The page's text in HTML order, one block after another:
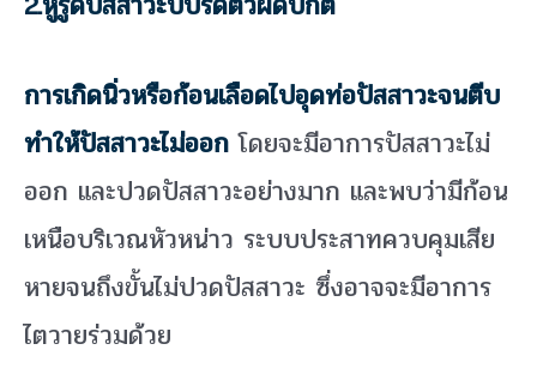
การเกิดนิ่วหรือก้อนเลือดไปอุดท่อปัสสาวะจนตีบ
ทำให้ปัสสาวะไม่ออก โดยจะมีอาการปัสสาวะไม่
ออก และปวดปัสสาวะอย่างมาก และพบว่ามีก้อน
เหนือบริเวณหัวหน่าว ระบบประสาทควบคุมเสีย
หายจนถึงขั้นไม่ปวดปัสสาวะ ซึ่งอาจจะมีอาการ
ไตวายร่วมด้วย